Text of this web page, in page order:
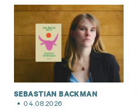
SEBASTIAN BACKMAN
04.08.2026